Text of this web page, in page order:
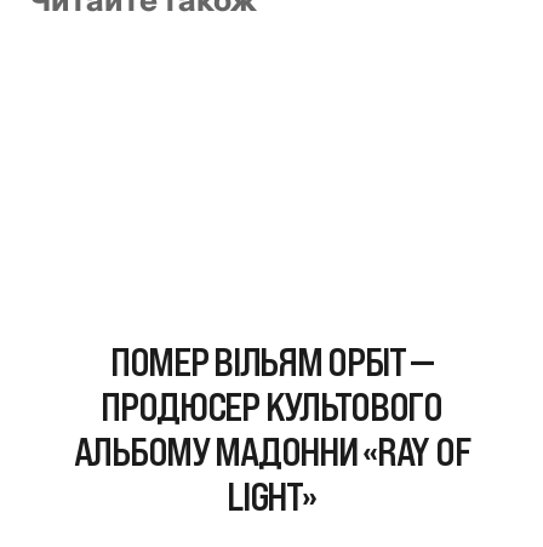
ПОМЕР ВІЛЬЯМ ОРБІТ —
ПРОДЮСЕР КУЛЬТОВОГО
АЛЬБОМУ МАДОННИ «RAY OF
LIGHT»